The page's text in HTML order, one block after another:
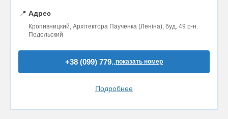
📍 Адрес
Кропивницкий, Архітектора Паученка (Леніна), буд. 49 р-н.
Подольский
+38 (099) 779..показать номер
Подробнее